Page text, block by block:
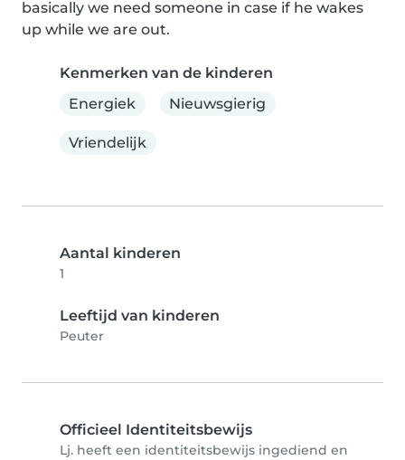
basically we need someone in case if he wakes
up while we are out.
Kenmerken van de kinderen
Energiek
Nieuwsgierig
Vriendelijk
Aantal kinderen
1
Leeftijd van kinderen
Peuter
Officieel Identiteitsbewijs
Lj. heeft een identiteitsbewijs ingediend en